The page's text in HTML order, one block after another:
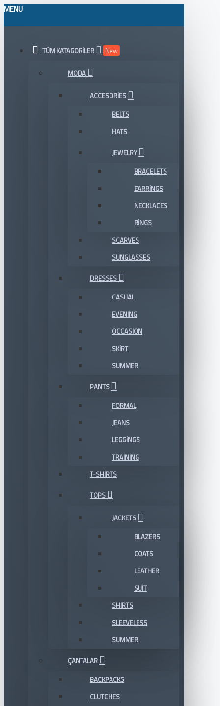
MENU
TÜM KATAGORILER New
MODA
ACCESORIES
BELTS
HATS
JEWELRY
BRACELETS
EARRINGS
NECKLACES
RINGS
SCARVES
SUNGLASSES
DRESSES
CASUAL
EVENING
OCCASION
SKIRT
SUMMER
PANTS
FORMAL
JEANS
LEGGINGS
TRAINING
T-SHIRTS
TOPS
JACKETS
BLAZERS
COATS
LEATHER
SUIT
SHIRTS
SLEEVELESS
SUMMER
ÇANTALAR
BACKPACKS
CLUTCHES